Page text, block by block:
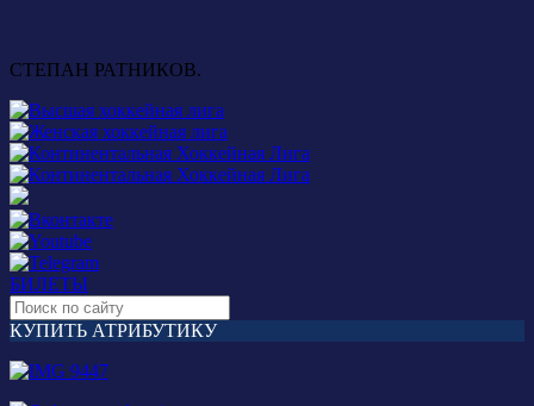
СТЕПАН РАТНИКОВ.
БИЛЕТЫ
КУПИТЬ АТРИБУТИКУ